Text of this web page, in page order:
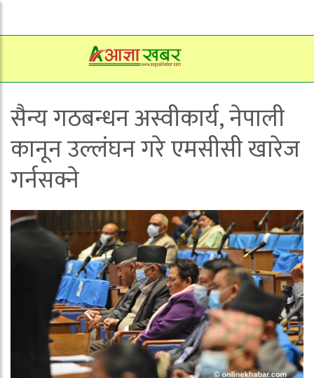
सैन्य गठबन्धन अस्वीकार्य, नेपाली
कानून उल्लंघन गरे एमसीसी खारेज
गर्नसक्ने